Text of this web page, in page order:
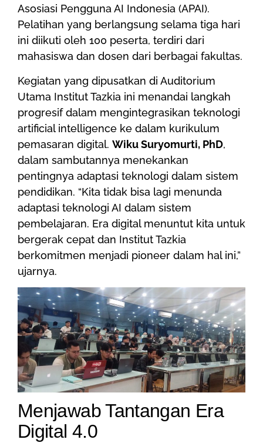
Asosiasi Pengguna AI Indonesia (APAI).
Pelatihan yang berlangsung selama tiga hari
ini diikuti oleh 100 peserta, terdiri dari
mahasiswa dan dosen dari berbagai fakultas.
Kegiatan yang dipusatkan di Auditorium
Utama Institut Tazkia ini menandai langkah
progresif dalam mengintegrasikan teknologi
artificial intelligence ke dalam kurikulum
pemasaran digital. Wiku Suryomurti, PhD,
dalam sambutannya menekankan
pentingnya adaptasi teknologi dalam sistem
pendidikan. “Kita tidak bisa lagi menunda
adaptasi teknologi AI dalam sistem
pembelajaran. Era digital menuntut kita untuk
bergerak cepat dan Institut Tazkia
berkomitmen menjadi pioneer dalam hal ini,”
ujarnya.
Menjawab Tantangan Era
Digital 4.0